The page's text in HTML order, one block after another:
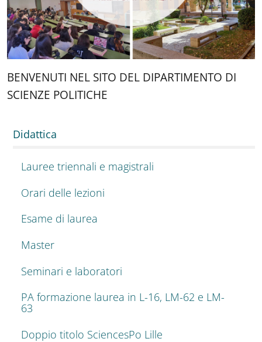
BENVENUTI NEL SITO DEL DIPARTIMENTO DI
SCIENZE POLITICHE
Didattica
Lauree triennali e magistrali
Orari delle lezioni
Esame di laurea
Master
Seminari e laboratori
PA formazione laurea in L-16, LM-62 e LM-
63
Doppio titolo SciencesPo Lille